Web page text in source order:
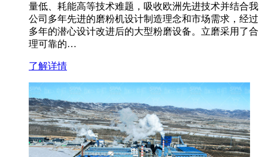
量低、耗能高等技术难题，吸收欧洲先进技术并结合我
公司多年先进的磨粉机设计制造理念和市场需求，经过
多年的潜心设计改进后的大型粉磨设备。立磨采用了合
理可靠的…
了解详情